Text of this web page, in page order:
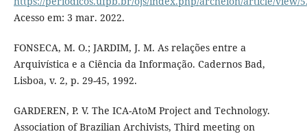
Acesso em: 3 mar. 2022.
FONSECA, M. O.; JARDIM, J. M. As relações entre a
Arquivística e a Ciência da Informação. Cadernos Bad,
Lisboa, v. 2, p. 29-45, 1992.
GARDEREN, P. V. The ICA-AtoM Project and Technology.
Association of Brazilian Archivists, Third meeting on